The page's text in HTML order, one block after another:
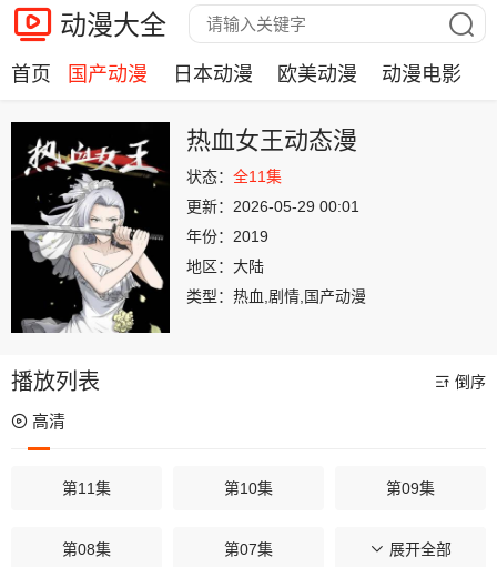
动漫大全
首页 国产动漫 日本动漫 欧美动漫 动漫电影
热血女王动态漫
状态： 全11集
更新： 2026-05-29 00:01
年份： 2019
地区： 大陆
类型： 热血,剧情,国产动漫
播放列表 倒序
高清
第11集 第10集 第09集
第08集 第07集 第06集
展开全部